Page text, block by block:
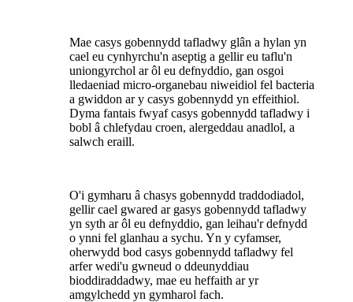
Mae casys gobennydd tafladwy glân a hylan yn
cael eu cynhyrchu'n aseptig a gellir eu taflu'n
uniongyrchol ar ôl eu defnyddio, gan osgoi
lledaeniad micro-organebau niweidiol fel bacteria
a gwiddon ar y casys gobennydd yn effeithiol.
Dyma fantais fwyaf casys gobennydd tafladwy i
bobl â chlefydau croen, alergeddau anadlol, a
salwch eraill.
O'i gymharu â chasys gobennydd traddodiadol,
gellir cael gwared ar gasys gobennydd tafladwy
yn syth ar ôl eu defnyddio, gan leihau'r defnydd
o ynni fel glanhau a sychu. Yn y cyfamser,
oherwydd bod casys gobennydd tafladwy fel
arfer wedi'u gwneud o ddeunyddiau
bioddiraddadwy, mae eu heffaith ar yr
amgylchedd yn gymharol fach.